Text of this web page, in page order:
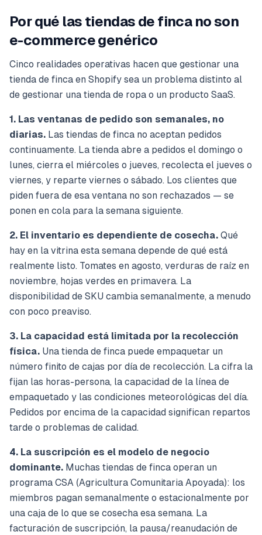
Por qué las tiendas de finca no son
e-commerce genérico
Cinco realidades operativas hacen que gestionar una
tienda de finca en Shopify sea un problema distinto al
de gestionar una tienda de ropa o un producto SaaS.
1. Las ventanas de pedido son semanales, no
diarias. Las tiendas de finca no aceptan pedidos
continuamente. La tienda abre a pedidos el domingo o
lunes, cierra el miércoles o jueves, recolecta el jueves o
viernes, y reparte viernes o sábado. Los clientes que
piden fuera de esa ventana no son rechazados — se
ponen en cola para la semana siguiente.
2. El inventario es dependiente de cosecha. Qué
hay en la vitrina esta semana depende de qué está
realmente listo. Tomates en agosto, verduras de raíz en
noviembre, hojas verdes en primavera. La
disponibilidad de SKU cambia semanalmente, a menudo
con poco preaviso.
3. La capacidad está limitada por la recolección
física. Una tienda de finca puede empaquetar un
número finito de cajas por día de recolección. La cifra la
fijan las horas-persona, la capacidad de la línea de
empaquetado y las condiciones meteorológicas del día.
Pedidos por encima de la capacidad significan repartos
tarde o problemas de calidad.
4. La suscripción es el modelo de negocio
dominante. Muchas tiendas de finca operan un
programa CSA (Agricultura Comunitaria Apoyada): los
miembros pagan semanalmente o estacionalmente por
una caja de lo que se cosecha esa semana. La
facturación de suscripción, la pausa/reanudación de